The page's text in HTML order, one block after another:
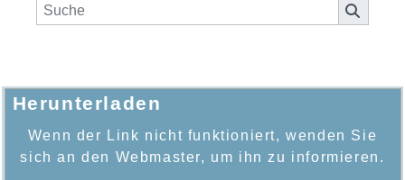
Herunterladen
Wenn der Link nicht funktioniert, wenden Sie
sich an den Webmaster, um ihn zu informieren.